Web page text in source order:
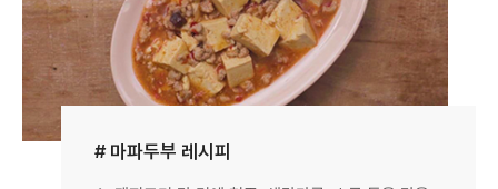
# 마파두부 레시피